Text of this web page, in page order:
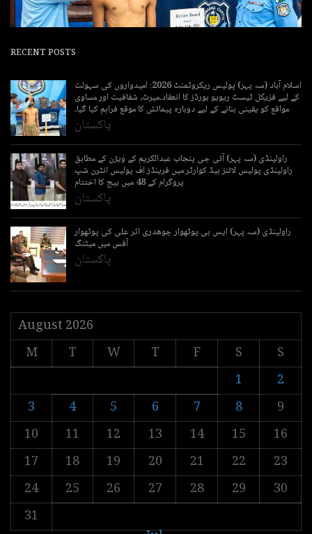
RECENT POSTS
اسلام آباد (سہ پہر) پولیس ریکروٹمنٹ 2026: امیدواروں کی سہولت
کے لیے فزیکل ٹیسٹ ریویو بورڈز کا انعقاد۔میرٹ، شفافیت اور مساوی
مواقع کو یقینی بنانے کے لیے دوبارہ پیمائش کا موقع فراہم کیا گیا۔
پاکستان
راولپنڈی (سہ پہر) آئی جی پنجاب عبدالکریم کے ویژن کے مطابق
راولپنڈی پولیس لائنز ہیڈ کوارٹر میں فرینڈز اف پولیس انٹرن شپ
پروگرام کے 48 میں بیج کا اختتام
پاکستان
راولپنڈی (سہ پہر) ایس بی پوٹھوار چوھدری اثر علی کی پوٹھوار
آفس میں میٹنگ
پاکستان
August 2026
M
T W T F S
S
1
2
3
4 5 6 7 8
9
10
11 12 13 14 15
16
17
18 19 20 21 22
23
24
25 26 27 28 29
30
31